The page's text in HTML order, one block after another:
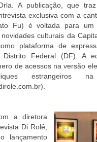
A publicação, que
exclusiva com a
Fu) é voltada para um
culturais da
plataforma de
Distrito Federal (DF). A
de acessos na versão
estrangeiros na
a diretora
Di Rolê,
lançamento